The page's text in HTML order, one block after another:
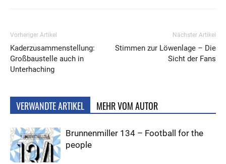
Vorheriger Artikel
Kaderzusammenstellung:
Großbaustelle auch in
Unterhaching
Nächster Artikel
Stimmen zur Löwenlage – Die
Sicht der Fans
VERWANDTE ARTIKEL MEHR VOM AUTOR
Brunnenmiller 134 – Football for the
people